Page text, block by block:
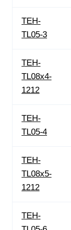
TEH-
TL05-3
TEH-
TL08x4-
1212
TEH-
TL05-4
TEH-
TL08x5-
1212
TEH-